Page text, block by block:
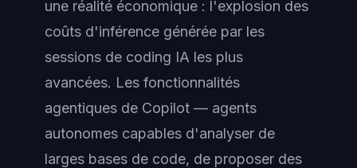
une réalité économique : l'explosion des
coûts d'inférence générée par les
sessions de coding IA les plus
avancées. Les fonctionnalités
agentiques de Copilot — agents
autonomes capables d'analyser de
larges bases de code, de proposer des